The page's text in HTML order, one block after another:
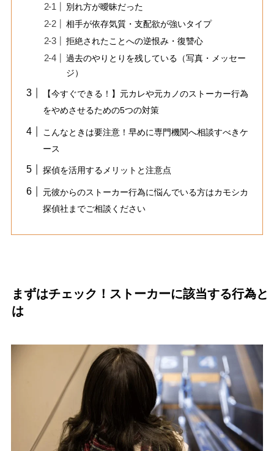
別れ方が曖昧だった
相手が依存気質・支配欲が強いタイプ
拒絶されたことへの逆恨み・復讐心
過去のやりとりを残している（写真・メッセー
ジ）
【今すぐできる！】元カレや元カノのストーカー行為
をやめさせるための5つの対策
こんなときは要注意！早めに専門機関へ相談すべきケ
ース
探偵を活用するメリットと注意点
元彼からのストーカー行為に悩んでいる方はカモシカ
探偵社までご相談ください
まずはチェック！ストーカーに該当する行為と
は